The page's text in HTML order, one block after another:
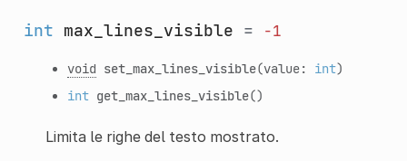
int max_lines_visible = -1
void set_max_lines_visible(value: int)
int get_max_lines_visible()
Limita le righe del testo mostrato.